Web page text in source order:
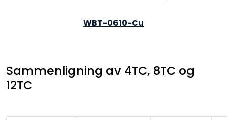
WBT-0610-Cu
Sammenligning av 4TC, 8TC og
12TC